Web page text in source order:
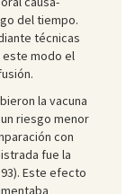
del tiempo.
técnicas
modo el
la vacuna
riesgo menor
con
fue la
Este efecto